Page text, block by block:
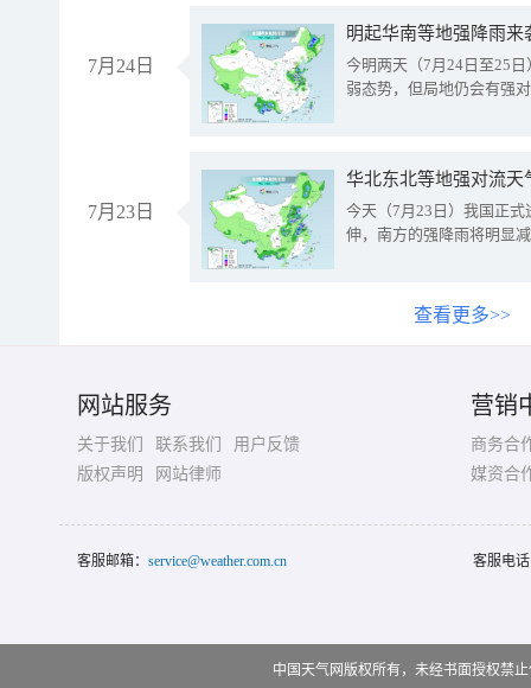
7月24日
明起华南等地强降雨
今明两天（7月24日至25
弱态势，但局地仍会有强
7月23日
华北东北等地强对流天
今天（7月23日）我国正
伸，南方的强降雨将明显
查看更多>>
网站服务
关于我们 联系我们
用户反馈
版权声明
网站律师
营销
商务合
媒资合
客服邮箱： service@weather.com.cn 客服电
中国天气网版权所有，未经书面授权